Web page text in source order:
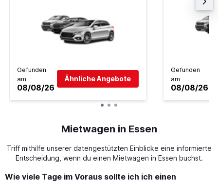
Gefunden
am
08/08/26
Ähnliche Angebote
Gefunden
am
08/08/26
Mietwagen in Essen
Triff mithilfe unserer datengestützten Einblicke eine informierte
Entscheidung, wenn du einen Mietwagen in Essen buchst.
Wie viele Tage im Voraus sollte ich ich einen